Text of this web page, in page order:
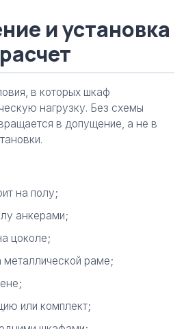
и установка
в которых шкаф
нагрузку. Без схемы
в допущение, а не в
на полу;
анкерами;
цоколе;
раме;
или комплект;